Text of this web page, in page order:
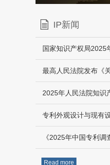
IP新闻
国家知识产权局2025
2025年人民法院知识
专利外观设计与现有
《2025年中国专利
Read more